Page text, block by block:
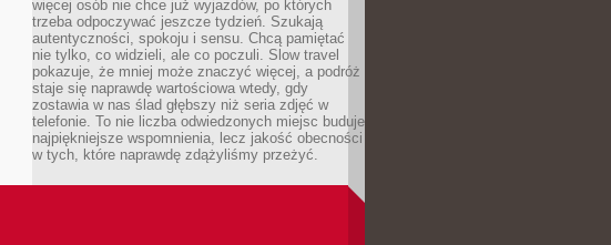
więcej osób nie chce już wyjazdów, po których
trzeba odpoczywać jeszcze tydzień. Szukają
autentyczności, spokoju i sensu. Chcą pamiętać
nie tylko, co widzieli, ale co poczuli. Slow travel
pokazuje, że mniej może znaczyć więcej, a podróż
staje się naprawdę wartościowa wtedy, gdy
zostawia w nas ślad głębszy niż seria zdjęć w
telefonie. To nie liczba odwiedzonych miejsc buduje
najpiękniejsze wspomnienia, lecz jakość obecności
w tych, które naprawdę zdążyliśmy przeżyć.